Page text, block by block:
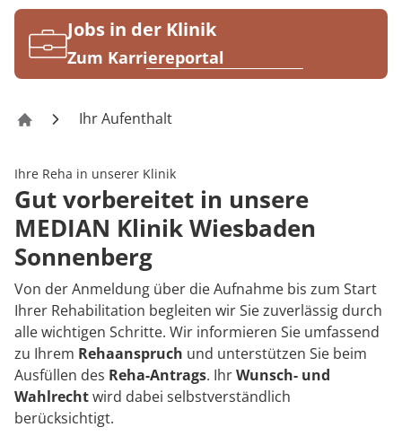
KarriereJobs in der Klinik
Zum Karriereportal
Reha-Zentrum Wiesbaden Sonnenberg
Ihr Aufenthalt
Ihre Reha in unserer Klinik
Gut vorbereitet in unsere
MEDIAN Klinik Wiesbaden
Sonnenberg
Von der Anmeldung über die Aufnahme bis zum Start
Ihrer Rehabilitation begleiten wir Sie zuverlässig durch
alle wichtigen Schritte. Wir informieren Sie umfassend
zu Ihrem Rehaanspruch und unterstützen Sie beim
Ausfüllen des Reha-Antrags. IhrWunsch- und
Wahlrechtwird dabei selbstverständlich
berücksichtigt.